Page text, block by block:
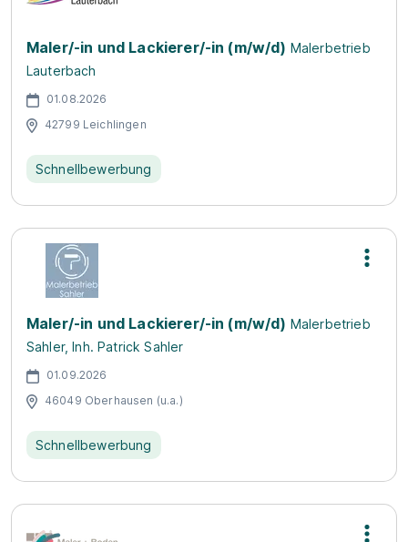
Maler/-in und Lackierer/-in (m/w/d) Malerbetrieb
Lauterbach
01.08.2026
42799 Leichlingen
Schnellbewerbung
Maler/-in und Lackierer/-in (m/w/d) Malerbetrieb
Sahler, Inh. Patrick Sahler
01.09.2026
46049 Oberhausen (u.a.)
Schnellbewerbung